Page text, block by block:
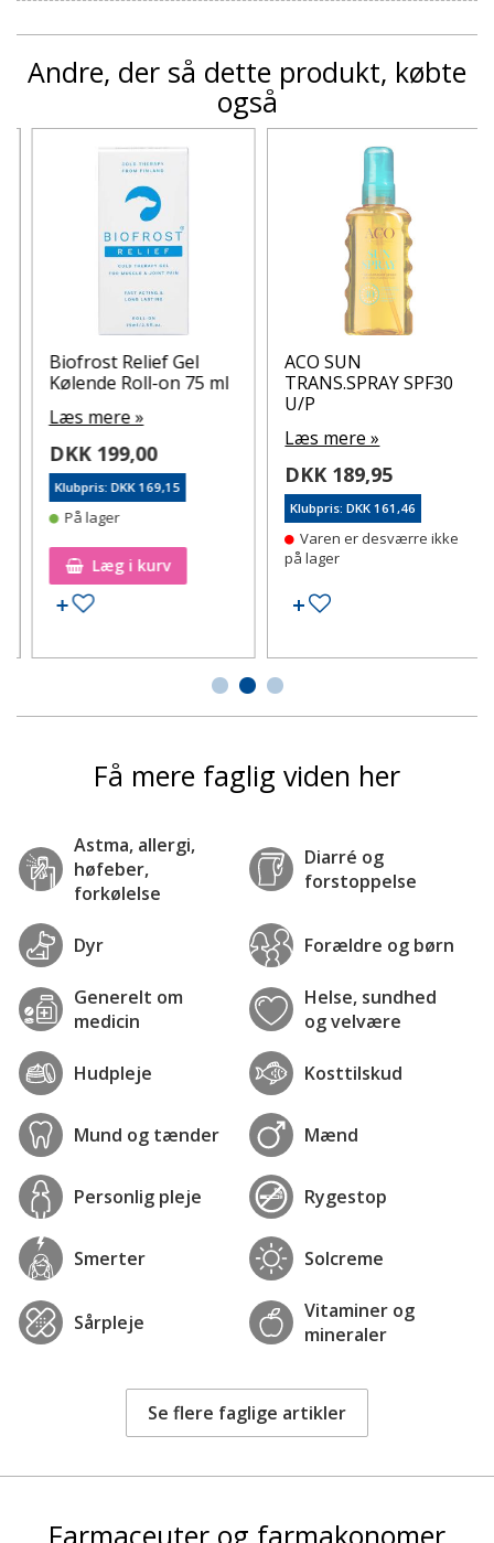
Andre, der så dette produkt, købte
også
Biofrost Relief Gel
Kølende Roll-on 75 ml
Læs mere »
DKK 199,00
Klubpris: DKK 169,15
På lager
Læg i kurv
Tilføj til ønskeseddel
ACO SUN
TRANS.SPRAY SPF30
U/P
Læs mere »
DKK 189,95
Klubpris: DKK 161,46
Varen er desværre ikke
på lager
Tilføj til ønskeseddel
Få mere faglig viden her
Astma, allergi,
høfeber,
forkølelse
Diarré og
forstoppelse
Dyr Forældre og børn
Generelt om
medicin
Helse, sundhed
og velvære
Hudpleje Kosttilskud
Mund og tænder Mænd
Personlig pleje Rygestop
Smerter Solcreme
Sårpleje
Vitaminer og
mineraler
Se flere faglige artikler
Farmaceuter og farmakonomer